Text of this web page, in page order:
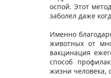
оспой. Этот
заболел даже
Именно
животных от
вакцинация
способ
жизни человека,